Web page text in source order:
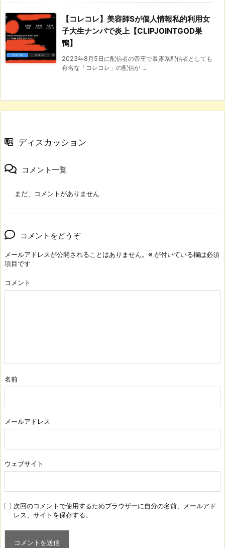
【コレコレ】美容師Sが個人情報私的利用女
子大生ナンパで炎上【CLIPJOINTGOD巣
鴨】
2023年8月5日に配信者の帝王で暴露系配信者としても
有名な「コレコレ」の配信が ...
ディスカッション
コメント一覧
まだ、コメントがありません
コメントをどうぞ
メールアドレスが公開されることはありません。 ※ が付いている欄は必須
項目です
コメント
名前
メールアドレス
ウェブサイト
次回のコメントで使用するためブラウザーに自分の名前、メールアド
レス、サイトを保存する。